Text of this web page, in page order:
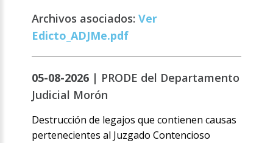
Archivos asociados:Ver
Edicto_ADJMe.pdf
05-08-2026 | PRODE del Departamento
Judicial Morón
Destrucción de legajos que contienen causas
pertenecientes al Juzgado Contencioso